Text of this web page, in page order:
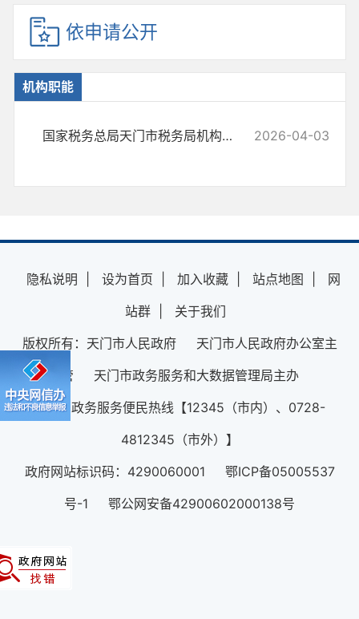
依申请公开
机构职能
国家税务总局天门市税务局机构职能 2026-04-03
隐私说明 设为首页 加入收藏 站点地图
网
站群
关于我们
版权所有：天门市人民政府 天门市人民政府办公室主
管 天门市政务服务和大数据管理局主办
12345政务服务便民热线【12345（市内）、0728-
4812345（市外）】
政府网站标识码：4290060001 鄂ICP备05005537
号-1 鄂公网安备42900602000138号